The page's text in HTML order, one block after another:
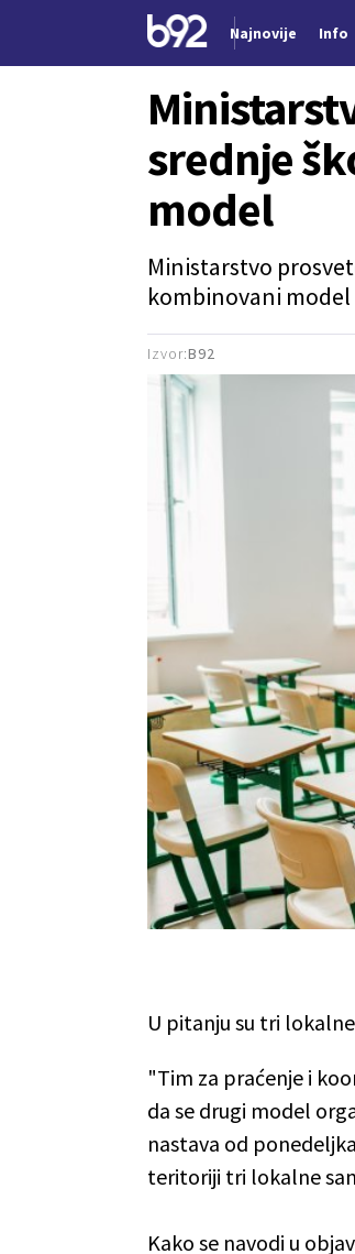
Najnovije Info
srednje
model
Ministarstvo
kombinovani
Izvor:B92
U pitanju su tri
"Tim za praćenje i
da se drugi model
nastava od
teritoriji tri lokalne
Kako se navodi u